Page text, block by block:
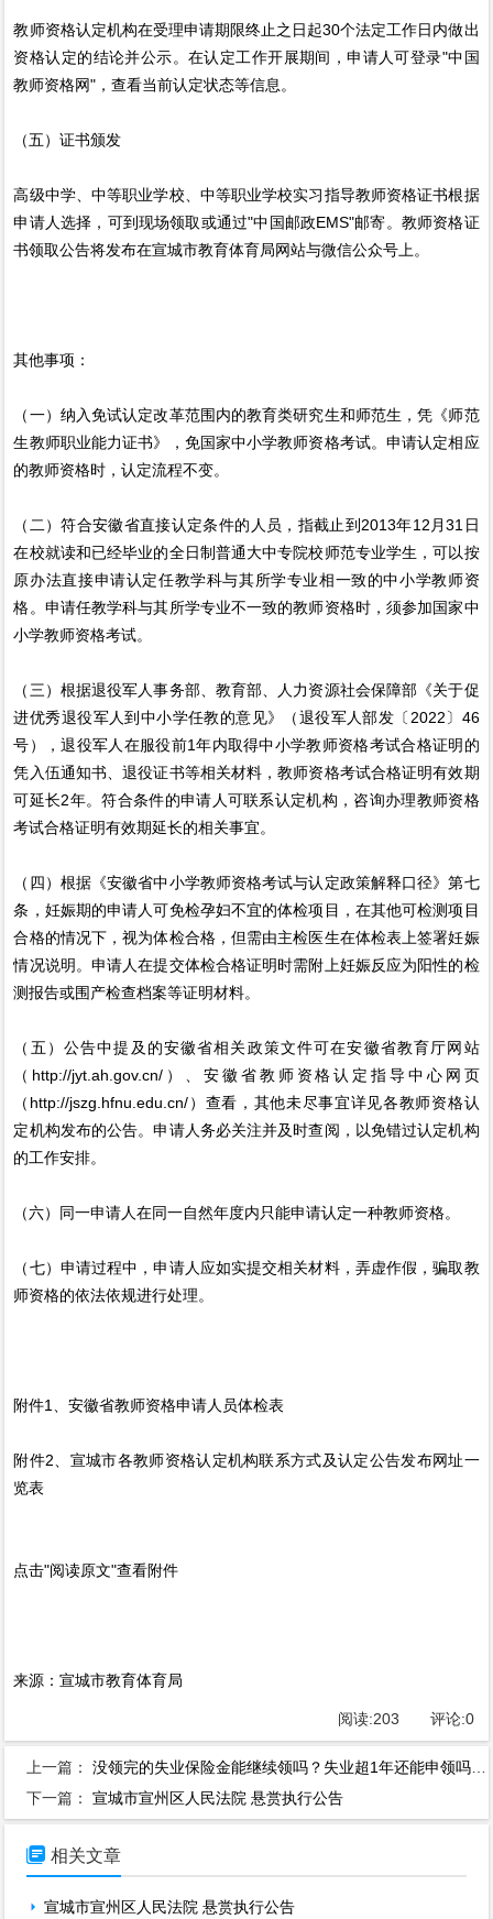
教师资格认定机构在受理申请期限终止之日起30个法定工作日内做出
资格认定的结论并公示。在认定工作开展期间，申请人可登录"中国
教师资格网"，查看当前认定状态等信息。
（五）证书颁发
高级中学、中等职业学校、中等职业学校实习指导教师资格证书根据
申请人选择，可到现场领取或通过"中国邮政EMS"邮寄。教师资格证
书领取公告将发布在宣城市教育体育局网站与微信公众号上。
其他事项：
（一）纳入免试认定改革范围内的教育类研究生和师范生，凭《师范
生教师职业能力证书》，免国家中小学教师资格考试。申请认定相应
的教师资格时，认定流程不变。
（二）符合安徽省直接认定条件的人员，指截止到2013年12月31日
在校就读和已经毕业的全日制普通大中专院校师范专业学生，可以按
原办法直接申请认定任教学科与其所学专业相一致的中小学教师资
格。申请任教学科与其所学专业不一致的教师资格时，须参加国家中
小学教师资格考试。
（三）根据退役军人事务部、教育部、人力资源社会保障部《关于促
进优秀退役军人到中小学任教的意见》（退役军人部发〔2022〕46
号），退役军人在服役前1年内取得中小学教师资格考试合格证明的
凭入伍通知书、退役证书等相关材料，教师资格考试合格证明有效期
可延长2年。符合条件的申请人可联系认定机构，咨询办理教师资格
考试合格证明有效期延长的相关事宜。
（四）根据《安徽省中小学教师资格考试与认定政策解释口径》第七
条，妊娠期的申请人可免检孕妇不宜的体检项目，在其他可检测项目
合格的情况下，视为体检合格，但需由主检医生在体检表上签署妊娠
情况说明。申请人在提交体检合格证明时需附上妊娠反应为阳性的检
测报告或围产检查档案等证明材料。
（五）公告中提及的安徽省相关政策文件可在安徽省教育厅网站
（http://jyt.ah.gov.cn/）、安徽省教师资格认定指导中心网页
（http://jszg.hfnu.edu.cn/）查看，其他未尽事宜详见各教师资格认
定机构发布的公告。申请人务必关注并及时查阅，以免错过认定机构
的工作安排。
（六）同一申请人在同一自然年度内只能申请认定一种教师资格。
（七）申请过程中，申请人应如实提交相关材料，弄虚作假，骗取教
师资格的依法依规进行处理。
附件1、安徽省教师资格申请人员体检表
附件2、宣城市各教师资格认定机构联系方式及认定公告发布网址一
览表
点击"阅读原文"查看附件
来源：宣城市教育体育局
阅读:203 评论:0
上一篇：没领完的失业保险金能继续领吗？失业超1年还能申领吗？知识帖来了
下一篇：宣城市宣州区人民法院 悬赏执行公告
 相关文章
宣城市宣州区人民法院 悬赏执行公告